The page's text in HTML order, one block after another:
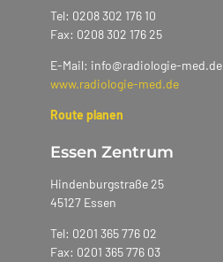
Tel: 0208 302 176 10
Fax: 0208 302 176 25
E-Mail: info@radiologie-med.de
www.radiologie-med.de
Route planen
Essen Zentrum
Hindenburgstraße 25
45127 Essen
Tel: 0201 365 776 02
Fax: 0201 365 776 03